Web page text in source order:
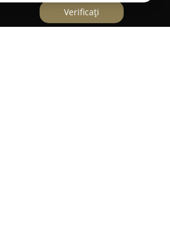
Verificați